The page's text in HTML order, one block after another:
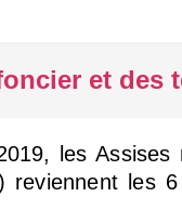
et des
les Assises
reviennent les